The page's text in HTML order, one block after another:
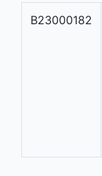
B23000182